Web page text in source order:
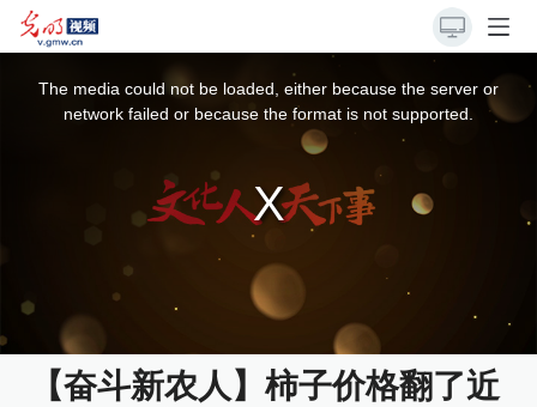
The media could not be loaded, either because the server or
network failed or because the format is not supported.
【奋斗新农人】柿子价格翻了近